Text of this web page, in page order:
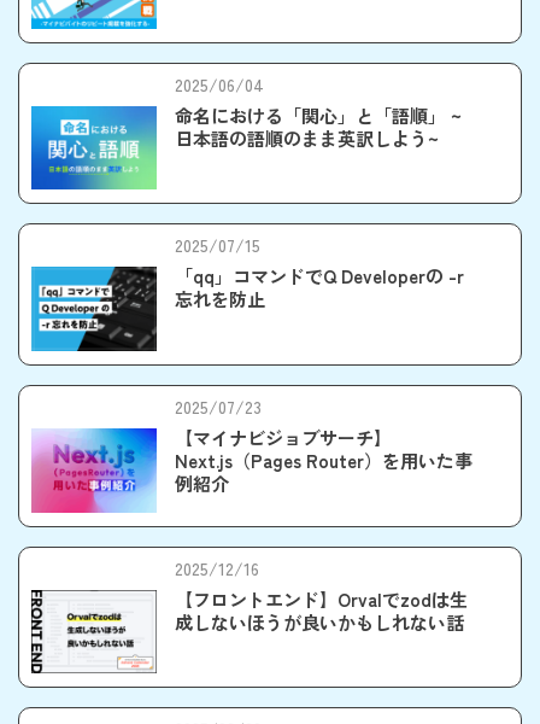
2025/06/04
命名における「関心」と「語順」 ~
日本語の語順のまま英訳しよう~
2025/07/15
「qq」コマンドでQ Developerの -r
忘れを防止
2025/07/23
【マイナビジョブサーチ】
Next.js（Pages Router）を用いた事
例紹介
2025/12/16
【フロントエンド】Orvalでzodは生
成しないほうが良いかもしれない話